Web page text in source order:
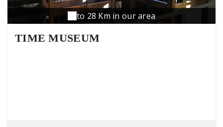
to 28 Km in our area
TIME MUSEUM